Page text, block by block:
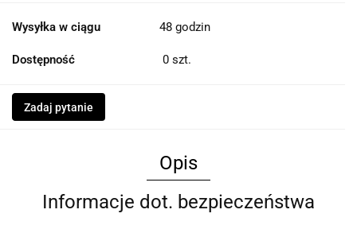
Wysyłka w ciągu 48 godzin
Dostępność 0 szt.
Zadaj pytanie
Opis
Informacje dot. bezpieczeństwa